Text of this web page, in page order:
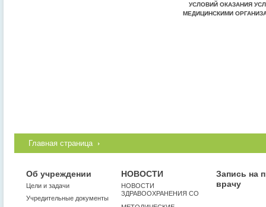
УСЛОВИЙ ОКАЗАНИЯ
МЕДИЦИНСКИМИ
Главная страница
Об учреждении
Цели и задачи
Учредительные документы
НОВОСТИ
НОВОСТИ
ЗДРАВООХРАНЕНИЯ СО
Запись на
врачу